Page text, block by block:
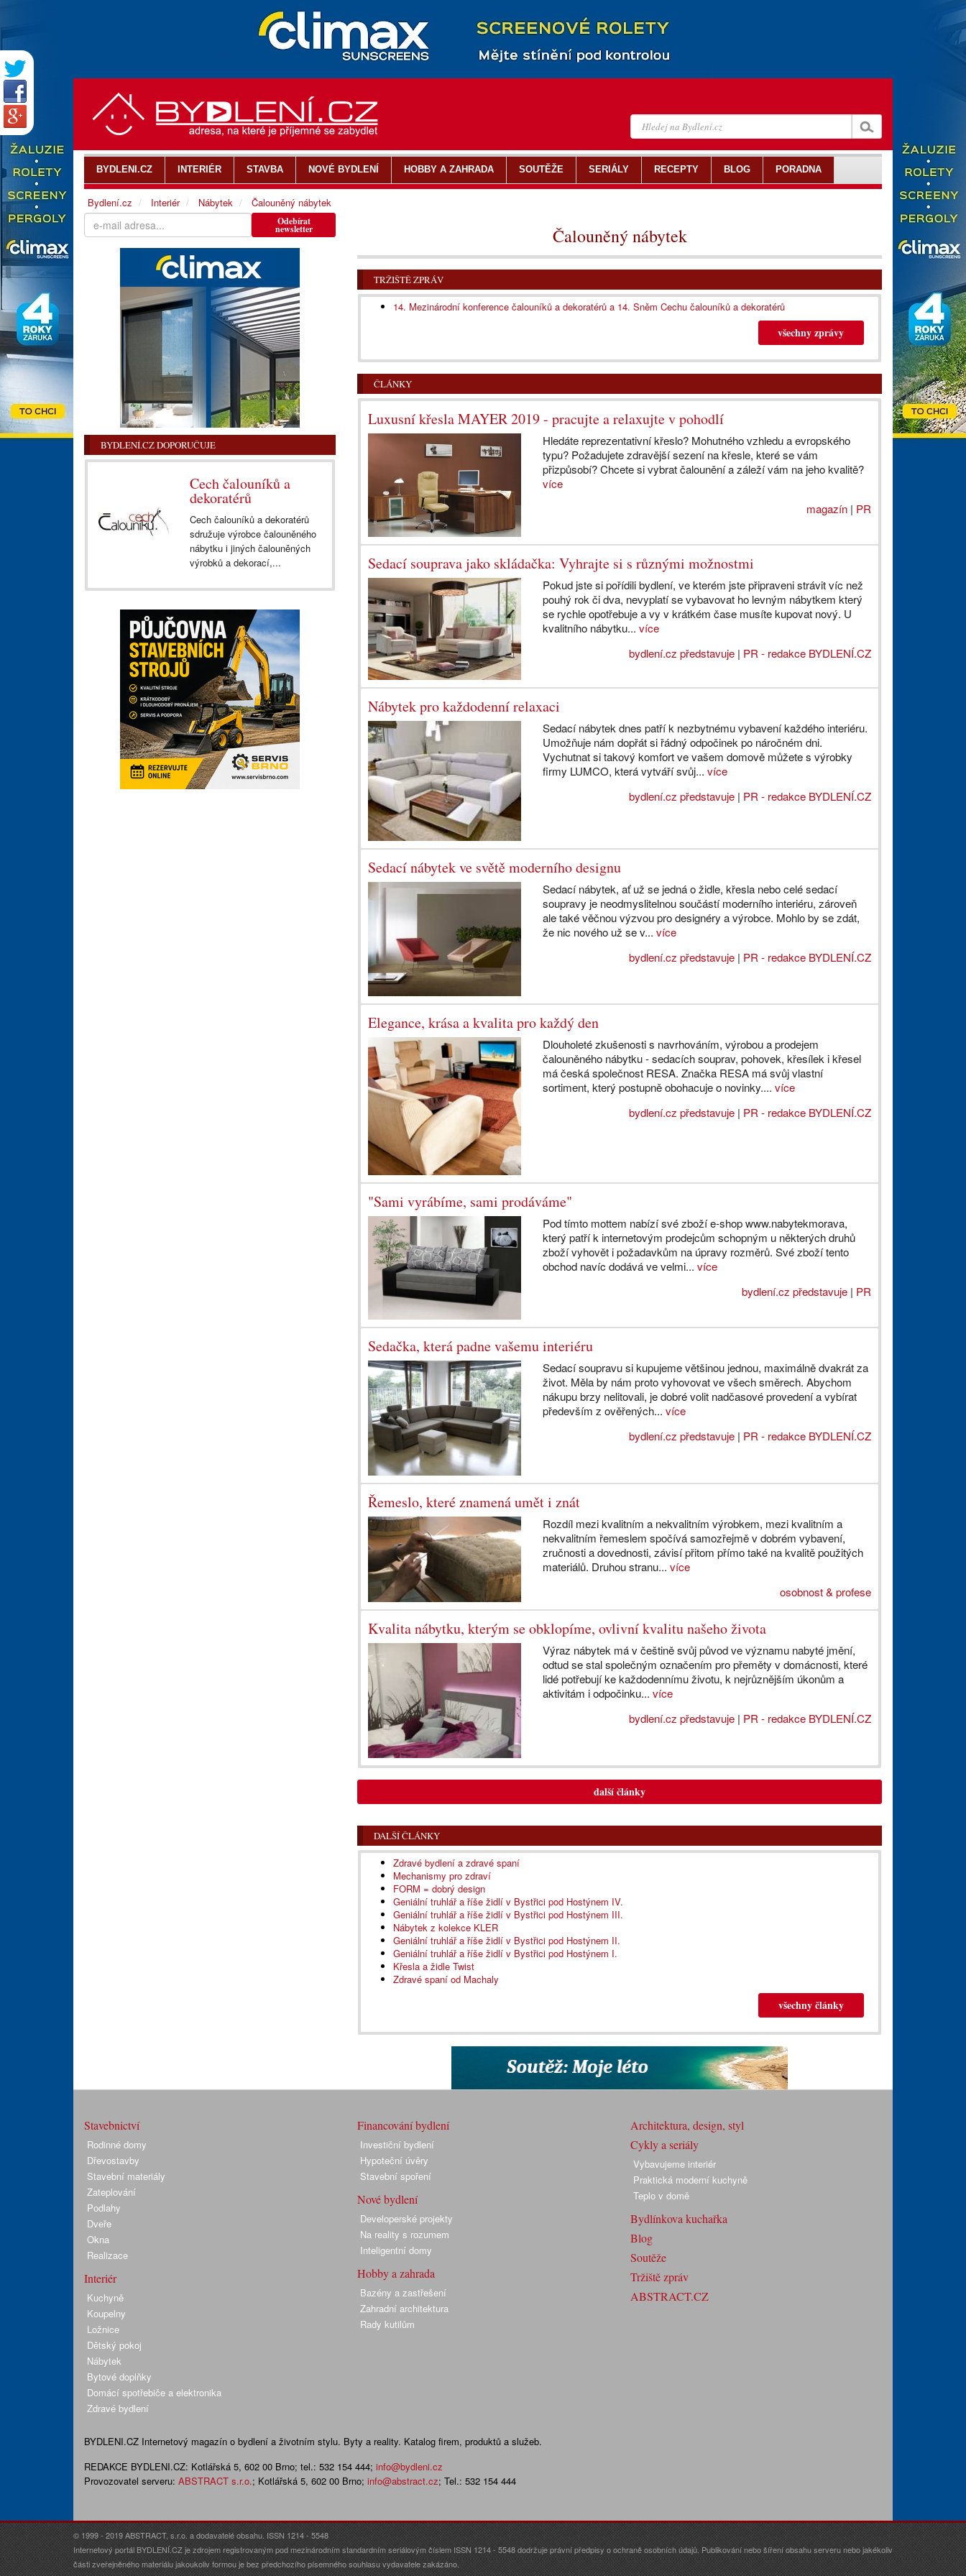
Čalouněný nábytek
TRŽIŠTĚ ZPRÁV
14. Mezinárodní konference čalouníků a dekoratérů a 14. Sněm Cechu čalouníků a dekoratérů
všechny zprávy
ČLÁNKY
Luxusní křesla MAYER 2019 - pracujte a relaxujte v pohodlí
Hledáte reprezentativní křeslo? Mohutného vzhledu a evropského
typu? Požadujete zdravější sezení na křesle, které se vám
přizpůsobí? Chcete si vybrat čalounění a záleží vám na jeho kvalitě?
více
magazín| PR
Sedací souprava jako skládačka: Vyhrajte si s různými možnostmi
Pokud jste si pořídili bydlení, ve kterém jste připraveni strávit víc než
pouhý rok či dva, nevyplatí se vybavovat ho levným nábytkem který
se rychle opotřebuje a vy v krátkém čase musíte kupovat nový. U
kvalitního nábytku...více
bydlení.cz představuje| PR - redakce BYDLENÍ.CZ
Nábytek pro každodenní relaxaci
Sedací nábytek dnes patří k nezbytnému vybavení každého interiéru.
Umožňuje nám dopřát si řádný odpočinek po náročném dni.
Vychutnat si takový komfort ve vašem domově můžete s výrobky
firmy LUMCO, která vytváří svůj...více
bydlení.cz představuje| PR - redakce BYDLENÍ.CZ
Sedací nábytek ve světě moderního designu
Sedací nábytek, ať už se jedná o židle, křesla nebo celé sedací
soupravy je neodmyslitelnou součástí moderního interiéru, zároveň
ale také věčnou výzvou pro designéry a výrobce. Mohlo by se zdát,
že nic nového už se v...více
bydlení.cz představuje| PR - redakce BYDLENÍ.CZ
Elegance, krása a kvalita pro každý den
Dlouholeté zkušenosti s navrhováním, výrobou a prodejem
čalouněného nábytku - sedacích souprav, pohovek, křesílek i křesel
má česká společnost RESA. Značka RESA má svůj vlastní
sortiment, který postupně obohacuje o novinky....více
bydlení.cz představuje| PR - redakce BYDLENÍ.CZ
"Sami vyrábíme, sami prodáváme"
Pod tímto mottem nabízí své zboží e-shop www.nabytekmorava,
který patří k internetovým prodejcům schopným u některých druhů
zboží vyhovět i požadavkům na úpravy rozměrů. Své zboží tento
obchod navíc dodává ve velmi...více
bydlení.cz představuje| PR
Sedačka, která padne vašemu interiéru
Sedací soupravu si kupujeme většinou jednou, maximálně dvakrát za
život. Měla by nám proto vyhovovat ve všech směrech. Abychom
nákupu brzy nelitovali, je dobré volit nadčasové provedení a vybírat
především z ověřených...více
bydlení.cz představuje| PR - redakce BYDLENÍ.CZ
Řemeslo, které znamená umět i znát
Rozdíl mezi kvalitním a nekvalitním výrobkem, mezi kvalitním a
nekvalitním řemeslem spočívá samozřejmě v dobrém vybavení,
zručnosti a dovednosti, závisí přitom přímo také na kvalitě použitých
materiálů. Druhou stranu...více
osobnost & profese
Kvalita nábytku, kterým se obklopíme, ovlivní kvalitu našeho života
Výraz nábytek má v češtině svůj původ ve významu nabyté jmění,
odtud se stal společným označením pro přeměty v domácnosti, které
lidé potřebují ke každodennímu životu, k nejrůznějším úkonům a
aktivitám i odpočinku...více
bydlení.cz představuje| PR - redakce BYDLENÍ.CZ
další články
DALŠÍ ČLÁNKY
Zdravé bydlení a zdravé spaní
Mechanismy pro zdraví
FORM = dobrý design
Geniální truhlář a říše židlí v Bystřici pod Hostýnem IV.
Geniální truhlář a říše židlí v Bystřici pod Hostýnem III.
Nábytek z kolekce KLER
Geniální truhlář a říše židlí v Bystřici pod Hostýnem II.
Geniální truhlář a říše židlí v Bystřici pod Hostýnem I.
Křesla a židle Twist
Zdravé spaní od Machaly
všechny články
Odebírat
newsletter
BYDLENÍ.CZ DOPORUČUJE
Cech čalouníků a
dekoratérů
Cech čalouníků a dekoratérů
sdružuje výrobce čalouněného
nábytku i jiných čalouněných
výrobků a dekorací,...
BYDLENI.CZ INTERIÉR STAVBA NOVÉ BYDLENÍ HOBBY A ZAHRADA SOUTĚŽE SERIÁLY RECEPTY BLOG PORADNA
Bydlení.cz Interiér Nábytek Čalouněný nábytek
Stavebnictví
Rodinné domy
Dřevostavby
Stavební materiály
Zateplování
Podlahy
Dveře
Okna
Realizace
Interiér
Kuchyně
Koupelny
Ložnice
Dětský pokoj
Nábytek
Bytové doplňky
Domácí spotřebiče a elektronika
Zdravé bydlení
Financování bydlení
Investiční bydlení
Hypoteční úvěry
Stavební spoření
Nové bydlení
Developerské projekty
Na reality s rozumem
Inteligentní domy
Hobby a zahrada
Bazény a zastřešení
Zahradní architektura
Rady kutilům
Architektura, design, styl
Cykly a seriály
Vybavujeme interiér
Praktická moderní kuchyně
Teplo v domě
Bydlínkova kuchařka
Blog
Soutěže
Tržiště zpráv
ABSTRACT.CZ
BYDLENI.CZ Internetový magazín o bydlení a životním stylu. Byty a reality. Katalog firem, produktů a služeb.
REDAKCE BYDLENI.CZ: Kotlářská 5, 602 00 Brno; tel.: 532 154 444; info@bydleni.cz
Provozovatel serveru: ABSTRACT s.r.o.; Kotlářská 5, 602 00 Brno; info@abstract.cz; Tel.: 532 154 444
© 1999 - 2019 ABSTRACT, s.r.o. a dodavatelé obsahu. ISSN 1214 - 5548
Internetový portál BYDLENÍ.CZ je zdrojem registrovaným pod mezinárodním standardním seriálovým číslem ISSN 1214 - 5548 dodržuje právní předpisy o ochraně osobních údajů. Publikování nebo šíření obsahu serveru nebo jakékoliv
části zveřejněného materiálu jakoukoliv formou je bez předchozího písemného souhlasu vydavatele zakázáno.